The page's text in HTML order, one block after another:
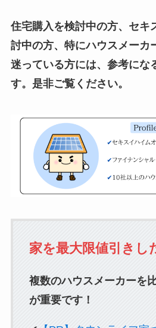
住宅購入を検討中の方、セキ
討中の方、特にハウスメーカ
迷っている方には、参考にな
す。是非ご覧ください。
家を最大限値引きし
複数のハウスメーカーを
が重要です！